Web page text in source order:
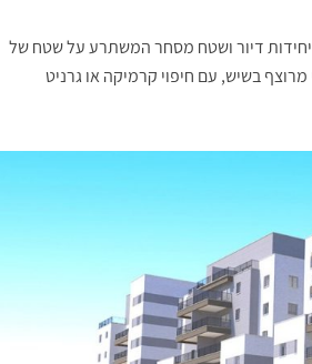
במסגרת הפרויקט נבנים באתר שישה בניינים בעלי תשע קומות כל אחד, עם 210 יחידות דיור ושטח מסחר המשתרע על שטח של
מרוצף בשיש, עם חיפוי קרמיקה או גרניט